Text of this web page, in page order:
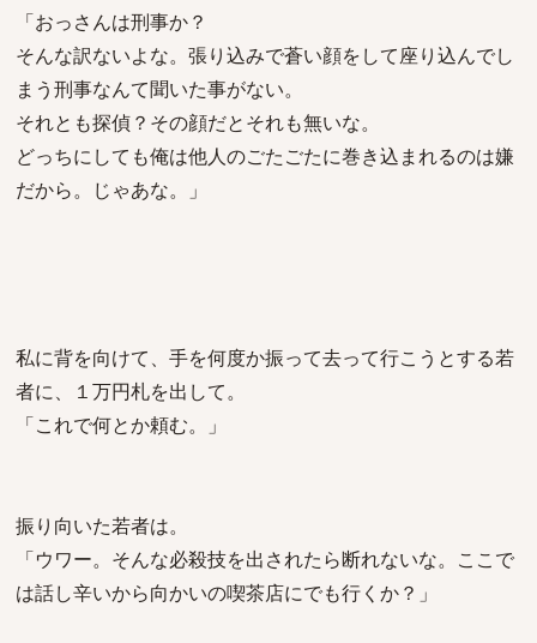
「おっさんは刑事か？
そんな訳ないよな。張り込みで蒼い顔をして座り込んでし
まう刑事なんて聞いた事がない。
それとも探偵？その顔だとそれも無いな。
どっちにしても俺は他人のごたごたに巻き込まれるのは嫌
だから。じゃあな。」
私に背を向けて、手を何度か振って去って行こうとする若
者に、１万円札を出して。
「これで何とか頼む。」
振り向いた若者は。
「ウワー。そんな必殺技を出されたら断れないな。ここで
は話し辛いから向かいの喫茶店にでも行くか？」